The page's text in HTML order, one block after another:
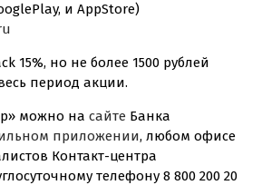
и AppStore)
15%, но не более 1500 рублей
период акции.
можно на сайте Банка
приложении, любом офисе
Контакт-центра
телефону 8 800 200 20